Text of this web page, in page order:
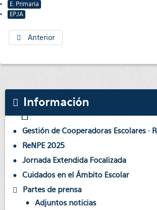
E. Primaria
EPJA
Anterior
Información
Gestión de Cooperadoras Escolares ·
ReNPE 2025
Jornada Extendida Focalizada
Cuidados en el Ámbito Escolar
Partes de prensa
Adjuntos noticias